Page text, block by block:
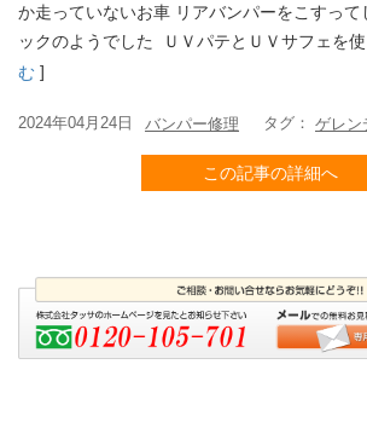
か走っていないお車 リアバンパーをこすって
ックのようでした ＵＶパテとＵＶサフェを
む ]
2024年04月24日 バンパー修理 タグ： ゲレン
この記事の詳細へ